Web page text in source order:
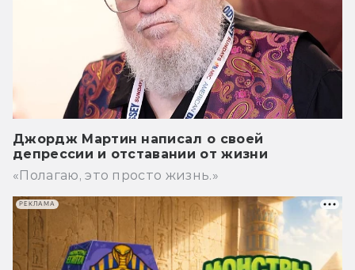
Джордж Мартин написал о своей
депрессии и отставании от жизни
«Полагаю, это просто жизнь.»
РЕКЛАМА